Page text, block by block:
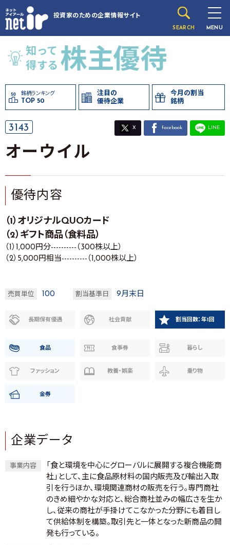
投資家のための企業情報サイト
SEARCH MENU
銘柄ランキング
TOP 50
注目の
優待企業
今月の割当
銘柄
3143 X facebook LINE
オーウイル
優待内容
（1）オリジナルQUOカード
（2）ギフト商品（食料品）
（1）1,000円分----------（300株以上）
（2）5,000円相当----------（1,000株以上）
売買単位 100 割当基準日 9月末日
長期保有優遇 社会貢献 割当回数：年1回
食品 食事券 暮らし
ファッション 教養・娯楽 乗り物
金券
企業データ
事業内容
「食と環境を中心にグローバルに展開する複合機能商
社」として、主に食品原材料の国内販売及び輸出入取
引を行うほか、環境関連商材の販売を行う。専門商社
のきめ細やかな対応と、総合商社並みの幅広さを生か
し、従来の商社が手掛けてこなかった分野にも着目し
て供給体制を構築。取引先と一体となった新商品の開
発も行っている。